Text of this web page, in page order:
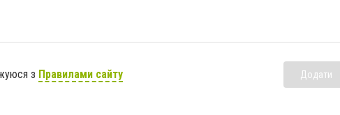
з Правилами сайту Додати